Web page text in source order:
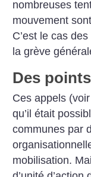
nombreuses
mouvement
C’est le cas
la grève
Des
Ces appels
qu’il était
communes par
mobilisation.